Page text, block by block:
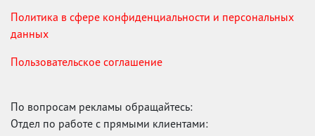
Политика в сфере конфиденциальности и персональных
данных
Пользовательское соглашение
По вопросам рекламы обращайтесь:
Отдел по работе с прямыми клиентами: